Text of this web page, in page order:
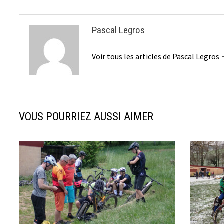
Pascal Legros
Voir tous les articles de Pascal Legros
VOUS POURRIEZ AUSSI AIMER